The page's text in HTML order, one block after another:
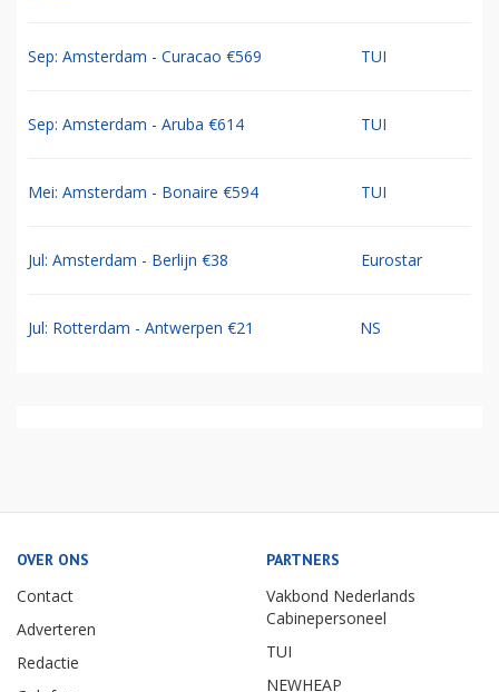
Sep: Amsterdam - Curacao €569 TUI
Sep: Amsterdam - Aruba €614 TUI
Mei: Amsterdam - Bonaire €594 TUI
Jul: Amsterdam - Berlijn €38 Eurostar
Jul: Rotterdam - Antwerpen €21 NS
OVER ONS
Contact
Adverteren
Redactie
PARTNERS
Vakbond Nederlands
Cabinepersoneel
TUI
NEWHEAP